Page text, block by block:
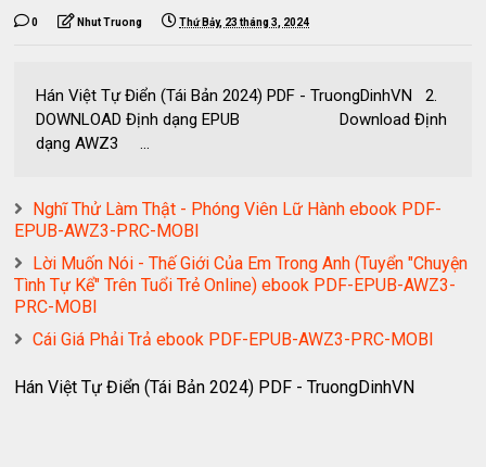
0 Nhut Truong Thứ Bảy, 23 tháng 3, 2024
Hán Việt Tự Điển (Tái Bản 2024) PDF - TruongDinhVN 2.
DOWNLOAD Định dạng EPUB Download Định
dạng AWZ3 ...
Nghĩ Thử Làm Thật - Phóng Viên Lữ Hành ebook PDF-
EPUB-AWZ3-PRC-MOBI
Lời Muốn Nói - Thế Giới Của Em Trong Anh (Tuyển "Chuyện
Tình Tự Kể" Trên Tuổi Trẻ Online) ebook PDF-EPUB-AWZ3-
PRC-MOBI
Cái Giá Phải Trả ebook PDF-EPUB-AWZ3-PRC-MOBI
Hán Việt Tự Điển (Tái Bản 2024) PDF - TruongDinhVN